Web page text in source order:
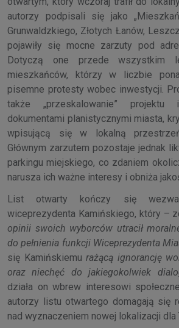
autorzy podpisali się jako
Grunwaldzkiego, Złotych Łanów,
pojawiły się mocne zarzuty pod
Dotyczą one przede wszystkim
mieszkańców, którzy w liczbie
pisemne protesty wobec inwestycji.
także „przeskalowanie”
dokumentami planistycznymi miasta,
wpisującą się w lokalną przestrzeń
Głównym zarzutem pozostaje jednak
parkingu miejskiego, co zdaniem
narusza ich ważne interesy i obniża
List otwarty kończy się
wiceprezydenta Kamińskiego, który –
opinii swoich wyborców utracił
do pełnienia funkcji Wiceprezydenta
się Kamińskiemu rażącą ignorancję
oraz niechęć do jakiegokolwiek
działa on wbrew interesowi
autorzy listu otwartego domagają się
nad wyznaczeniem nowej lokalizacji dla